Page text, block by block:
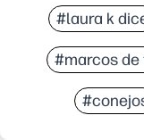
#laura k
#marcos de